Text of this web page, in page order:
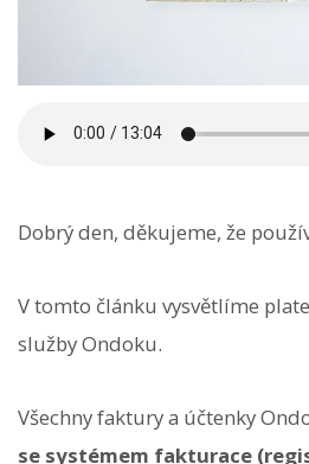
Dobrý den, děkujeme, že
V tomto článku vysvětlíme
služby Ondoku.
Všechny faktury a účtenky
se systémem fakturace